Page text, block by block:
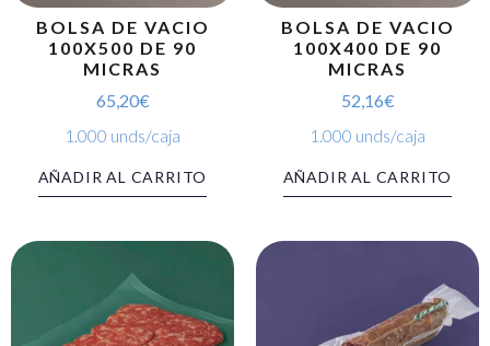
BOLSA DE VACIO
100X500 DE 90
MICRAS
65,20€
1.000 unds/caja
AÑADIR AL CARRITO
BOLSA DE VACIO
100X400 DE 90
MICRAS
52,16€
1.000 unds/caja
AÑADIR AL CARRITO